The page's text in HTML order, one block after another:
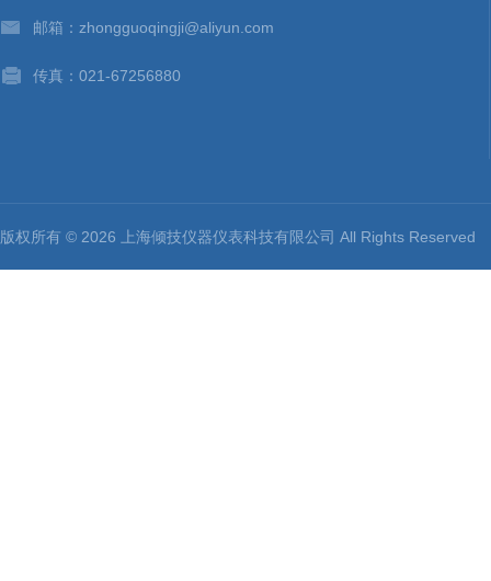
邮箱：zhongguoqingji@aliyun.com
传真：021-67256880
版权所有 © 2026 上海倾技仪器仪表科技有限公司 All Rights